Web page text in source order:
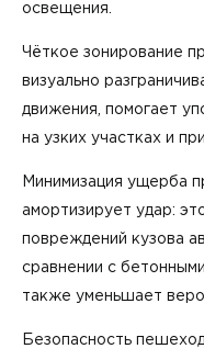
освещения.
Чёткое зонирование
визуально
движения, помогает
на узких участках и
Минимизация ущерба
амортизирует удар:
повреждений кузова
сравнении с
также уменьшает
Безопасность